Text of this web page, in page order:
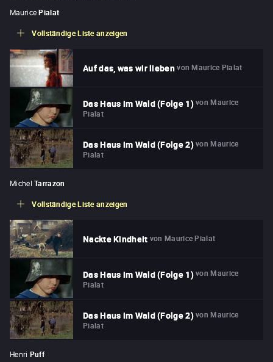
Maurice Pialat
Vollständige Liste anzeigen
Auf das, was wir lieben von Maurice Pialat
Das Haus im Wald (Folge 1) von Maurice
Pialat
Das Haus im Wald (Folge 2) von Maurice
Pialat
Michel Tarrazon
Vollständige Liste anzeigen
Nackte Kindheit von Maurice Pialat
Das Haus im Wald (Folge 1) von Maurice
Pialat
Das Haus im Wald (Folge 2) von Maurice
Pialat
Henri Puff